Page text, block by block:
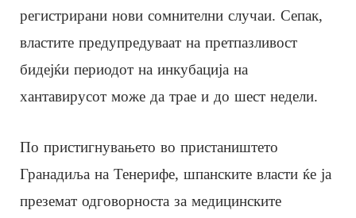
регистрирани нови сомнителни случаи. Сепак,
властите предупредуваат на претпазливост
бидејќи периодот на инкубација на
хантавирусот може да трае и до шест недели.
По пристигнувањето во пристаништето
Гранадиља на Тенерифе, шпанските власти ќе ја
преземат одговорноста за медицинските